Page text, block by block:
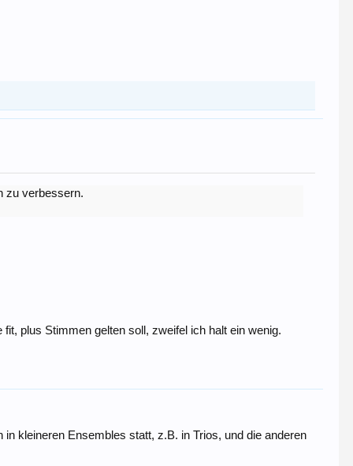
zu verbessern.
plus Stimmen gelten soll, zweifel ich halt ein wenig.
kleineren Ensembles statt, z.B. in Trios, und die anderen